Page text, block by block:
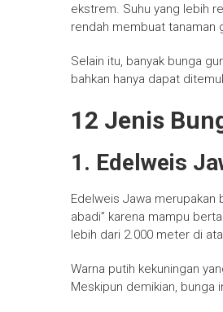
ekstrem. Suhu yang lebih
rendah membuat tanaman
Selain itu, banyak bunga
bahkan hanya dapat
12 Jenis
1. Edelweis
Edelweis Jawa merupakan
abadi” karena mampu
lebih dari 2.000 meter di
Warna putih kekuningan
Meskipun demikian, bunga